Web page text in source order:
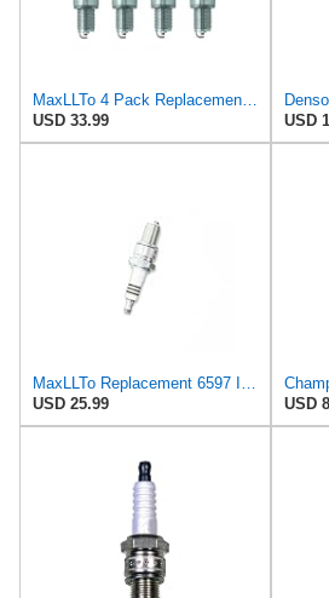
MaxLLTo 4 Pack Replacement 4268 V-Power Spark Plug for Bosch 7514 7523 7923 WR10LCV WR8DPY WR9DCY
USD 33.99
USD
MaxLLTo Replacement 6597 Iridium IX Spark Plug for Bosch 4218 4220 4507 W9DP WGR9DQI WR8DP WR8DS
USD 25.99
USD